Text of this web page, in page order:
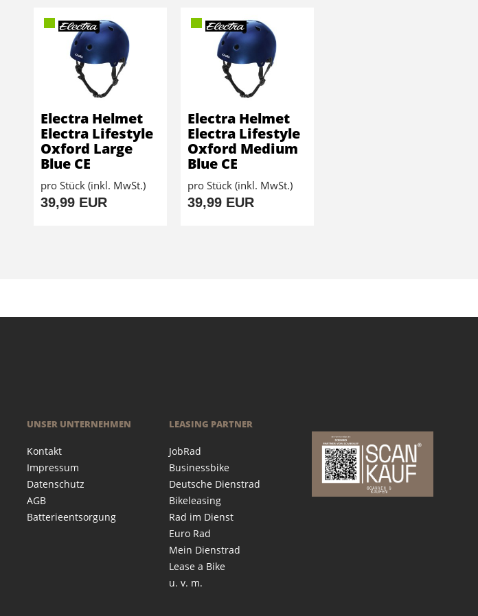
Electra Helmet
Electra Lifestyle
Oxford Large
Blue CE
pro Stück (inkl. MwSt.)
39,99 EUR
Electra Helmet
Electra Lifestyle
Oxford Medium
Blue CE
pro Stück (inkl. MwSt.)
39,99 EUR
UNSER UNTERNEHMEN
Kontakt
Impressum
Datenschutz
AGB
Batterieentsorgung
LEASING PARTNER
JobRad
Businessbike
Deutsche Dienstrad
Bikeleasing
Rad im Dienst
Euro Rad
Mein Dienstrad
Lease a Bike
u. v. m.